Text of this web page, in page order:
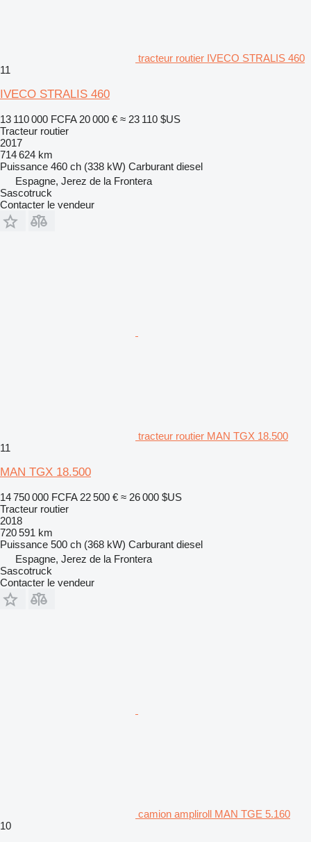
tracteur routier IVECO STRALIS 460
11
IVECO STRALIS 460
13 110 000 FCFA 20 000 € ≈ 23 110 $US
Tracteur routier
2017
714 624 km
Puissance 460 ch (338 kW) Carburant diesel
Espagne, Jerez de la Frontera
Sascotruck
Contacter le vendeur
tracteur routier MAN TGX 18.500
11
MAN TGX 18.500
14 750 000 FCFA 22 500 € ≈ 26 000 $US
Tracteur routier
2018
720 591 km
Puissance 500 ch (368 kW) Carburant diesel
Espagne, Jerez de la Frontera
Sascotruck
Contacter le vendeur
camion ampliroll MAN TGE 5.160
10